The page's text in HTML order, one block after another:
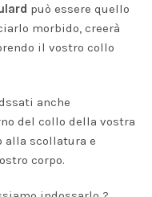
può essere quello
morbido, creerà
il vostro collo
anche
del collo della vostra
alla scollatura e
corpo.